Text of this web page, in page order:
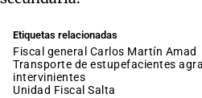
Etiquetas relacionadas
fiscal general Carlos Martín Amad
transporte de estupefacientes agravado por el número de
intervinientes
Unidad Fiscal Salta